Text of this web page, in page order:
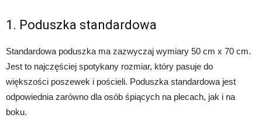
1. Poduszka standardowa
Standardowa poduszka ma zazwyczaj wymiary 50 cm x 70 cm.
Jest to najczęściej spotykany rozmiar, który pasuje do
większości poszewek i pościeli. Poduszka standardowa jest
odpowiednia zarówno dla osób śpiących na plecach, jak i na
boku.